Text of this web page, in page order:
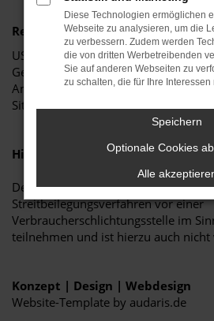
Rechtliches:
USt.-IdNr.: DE811453918
Geschäftsführer: Anja Dreier
Amtsgericht Regensburg | HRB 4491
Sitz der Gesellschaft: Neutraubling
Hinweis gemäß § 36
Der Verkäufer/Auftragnehmer wird
Streitbeilegungsverfahren vor einer
Verbraucherschlichtungsstelle im
teilnehmen und ist hierzu auch
Konzept | Design | Webdesign
Website-Template by audaris.de
Diese Technologien ermöglichen
Webseite zu analysieren, um die
zu verbessern. Zudem werden
die von dritten Werbetreibenden
Sie auf anderen Webseiten zu
zu schalten, die für Ihre
Speichern
Optionale Cookies
Alle